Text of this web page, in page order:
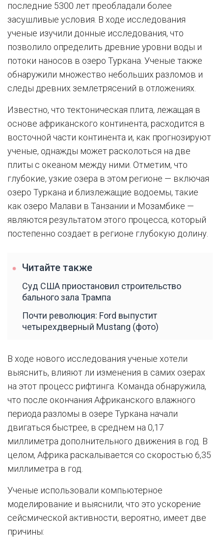
последние 5300 лет преобладали более
засушливые условия. В ходе исследования
ученые изучили донные исследования, что
позволило определить древние уровни воды и
потоки наносов в озеро Туркана. Ученые также
обнаружили множество небольших разломов и
следы древних землетрясений в отложениях.
Известно, что тектоническая плита, лежащая в
основе африканского континента, расходится в
восточной части континента и, как прогнозируют
ученые, однажды может расколоться на две
плиты с океаном между ними. Отметим, что
глубокие, узкие озера в этом регионе — включая
озеро Туркана и близлежащие водоемы, такие
как озеро Малави в Танзании и Мозамбике —
являются результатом этого процесса, который
постепенно создает в регионе глубокую долину.
Читайте также
Суд США приостановил строительство
бального зала Трампа
Почти революция: Ford выпустит
четырехдверный Mustang (фото)
В ходе нового исследования ученые хотели
выяснить, влияют ли изменения в самих озерах
на этот процесс рифтинга. Команда обнаружила,
что после окончания Африканского влажного
периода разломы в озере Туркана начали
двигаться быстрее, в среднем на 0,17
миллиметра дополнительного движения в год. В
целом, Африка раскалывается со скоростью 6,35
миллиметра в год.
Ученые использовали компьютерное
моделирование и выяснили, что это ускорение
сейсмической активности, вероятно, имеет две
причины: